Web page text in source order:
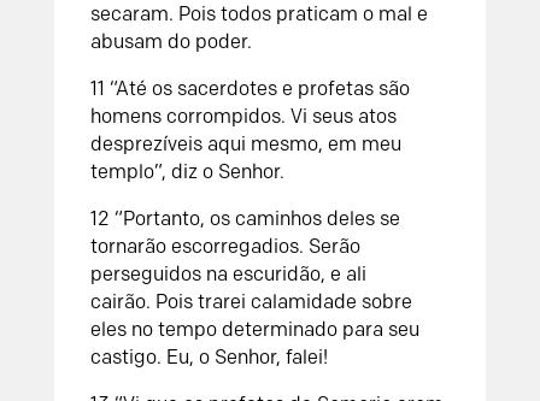
secaram. Pois todos praticam o mal e
abusam do poder.
11 “Até os sacerdotes e profetas são
homens corrompidos. Vi seus atos
desprezíveis aqui mesmo, em meu
templo”, diz o Senhor.
12 “Portanto, os caminhos deles se
tornarão escorregadios. Serão
perseguidos na escuridão, e ali
cairão. Pois trarei calamidade sobre
eles no tempo determinado para seu
castigo. Eu, o Senhor, falei!